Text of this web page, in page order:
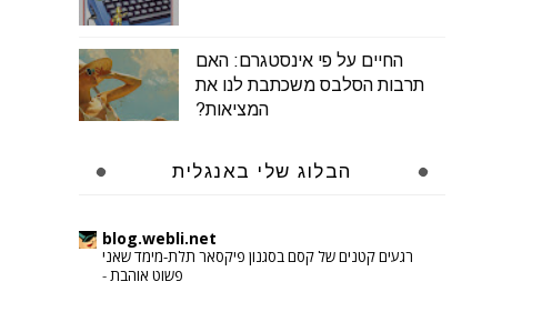
החיים על פי אינסטגרם: האם
תרבות הסלבס משכתבת לנו את
המציאות?
הבלוג שלי באנגלית
blog.webli.net
רגעים קטנים של קסם בסגנון פיקסאר תלת-מימד שאני
פשוט אוהבת -